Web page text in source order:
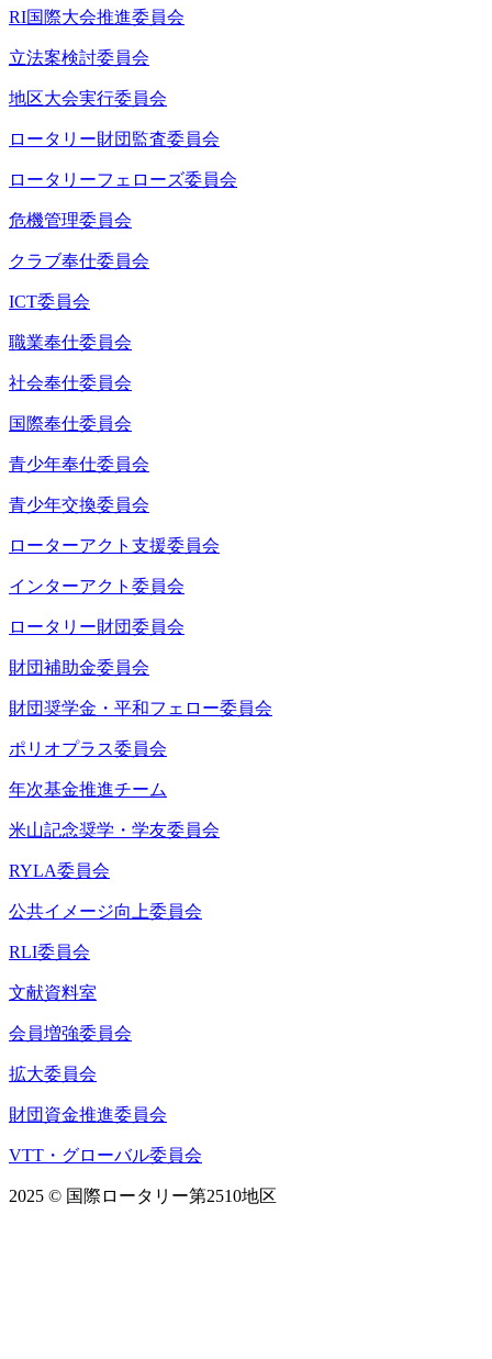
RI国際大会推進委員会
立法案検討委員会
地区大会実行委員会
ロータリー財団監査委員会
ロータリーフェローズ委員会
危機管理委員会
クラブ奉仕委員会
ICT委員会
職業奉仕委員会
社会奉仕委員会
国際奉仕委員会
青少年奉仕委員会
青少年交換委員会
ローターアクト支援委員会
インターアクト委員会
ロータリー財団委員会
財団補助金委員会
財団奨学金・平和フェロー委員会
ポリオプラス委員会
年次基金推進チーム
米山記念奨学・学友委員会
RYLA委員会
公共イメージ向上委員会
RLI委員会
文献資料室
会員増強委員会
拡大委員会
財団資金推進委員会
VTT・グローバル委員会
2025 © 国際ロータリー第2510地区